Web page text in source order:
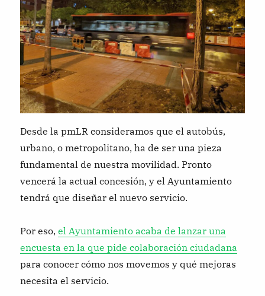
Desde la pmLR consideramos que el autobús,
urbano, o metropolitano, ha de ser una pieza
fundamental de nuestra movilidad. Pronto
vencerá la actual concesión, y el Ayuntamiento
tendrá que diseñar el nuevo servicio.
Por eso,el Ayuntamiento acaba de lanzar una
encuesta en la que pide colaboración ciudadana
para conocer cómo nos movemos y qué mejoras
necesita el servicio.